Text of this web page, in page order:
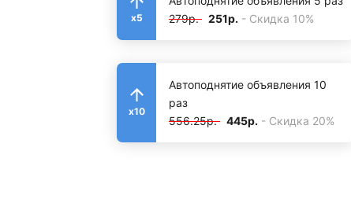
x5
279р. 251р. - Скидка 10%
x10
Автоподнятие объявления 10
раз
556.25р. 445р. - Скидка 20%